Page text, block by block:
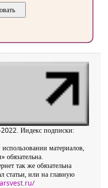
Индекс подписки:
материалов,
обязательна.
так же обязательна
статьи, или на главную